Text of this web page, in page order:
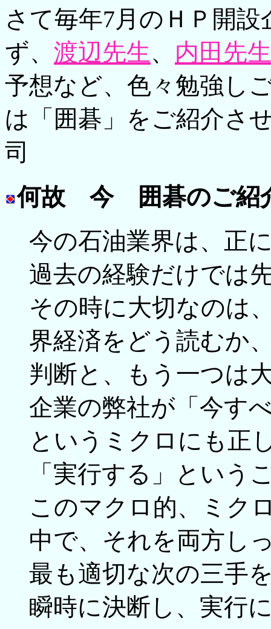
さて毎年7月のＨＰ開
ず、 渡辺先生、 内田先
予想など、色々勉強し
は「囲碁」をご紹介さ
司
何故 今 囲碁のご紹
今の石油業界は、正
過去の経験だけでは
その時に大切なのは
界経済をどう読むか
判断と、もう一つは
企業の弊社が「今す
というミクロにも正
「実行する」という
このマクロ的、ミク
中で、それを両方し
最も適切な次の三手
瞬時に決断し、実行